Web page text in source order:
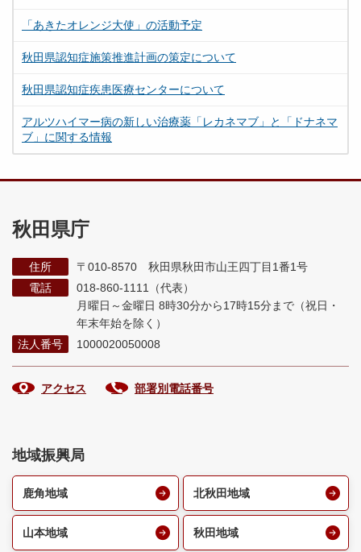
「あきたオレンジ大使」の活動予定
秋田県認知症施策推進計画の策定について
秋田県認知症疾患医療センターについて
アルツハイマー病の新しい治療薬「レカネマブ」と「ドナネマ
ブ」に関する情報
秋田県庁
住所
〒010-8570 秋田県秋田市山王四丁目1番1号
電話
018-860-1111（代表）
月曜日～金曜日 8時30分から17時15分まで （祝日・
年末年始を除く）
法人番号
1000020050008
アクセス 部署別電話番号
地域振興局
鹿角地域 北秋田地域
山本地域 秋田地域